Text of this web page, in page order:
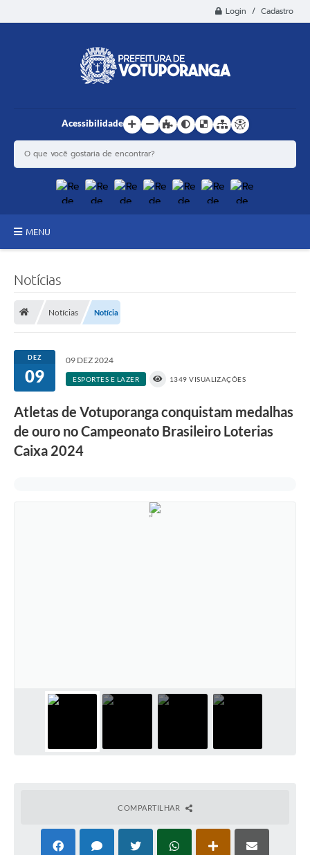
Login / Cadastro
Acessibilidade
MENU
A História
Notícias
Diário Oficial
Prestação de Contas
Audiências Públicas
Agenda
Notícias
Notícias Notícia
DEZ
09
09 DEZ 2024
ESPORTES E LAZER 1349 VISUALIZAÇÕES
Atletas de Votuporanga conquistam medalhas
de ouro no Campeonato Brasileiro Loterias
Caixa 2024
COMPARTILHAR